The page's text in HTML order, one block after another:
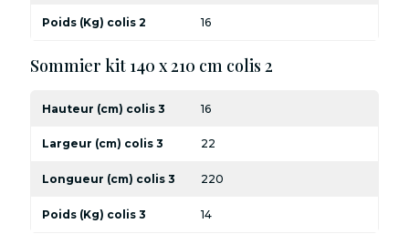
Poids (Kg) colis 2 16
Sommier kit 140 x 210 cm colis 2
Hauteur (cm) colis 3 16
Largeur (cm) colis 3 22
Longueur (cm) colis 3 220
Poids (Kg) colis 3 14